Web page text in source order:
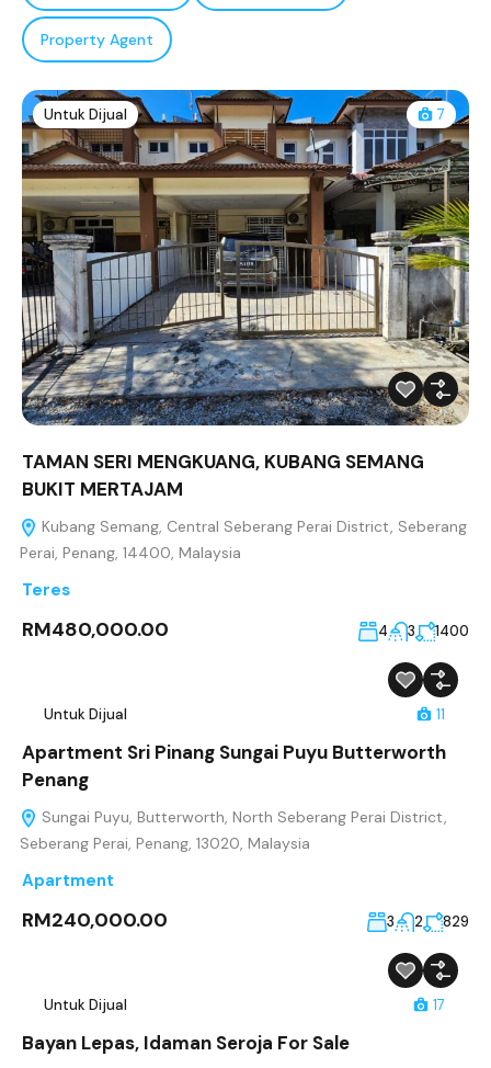
Property Agent
Untuk Dijual 7
TAMAN SERI MENGKUANG, KUBANG SEMANG
BUKIT MERTAJAM
Kubang Semang, Central Seberang Perai District, Seberang
Perai, Penang, 14400, Malaysia
Teres
RM480,000.00 4 3 1400
Untuk Dijual 11
Apartment Sri Pinang Sungai Puyu Butterworth
Penang
Sungai Puyu, Butterworth, North Seberang Perai District,
Seberang Perai, Penang, 13020, Malaysia
Apartment
RM240,000.00 3 2 829
Untuk Dijual 17
Bayan Lepas, Idaman Seroja For Sale